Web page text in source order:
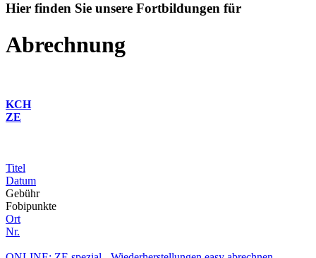
Hier finden Sie unsere Fortbildungen für
Abrechnung
KCH
ZE
Titel
Datum
Gebühr
Fobipunkte
Ort
Nr.